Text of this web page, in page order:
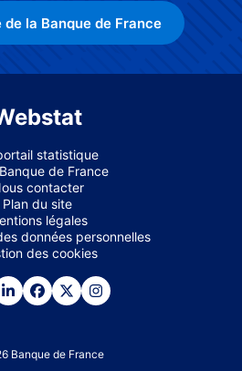
la Banque de France
statistique
de France
contacter
Plan du site
légales
données personnelles
des cookies
Banque de France